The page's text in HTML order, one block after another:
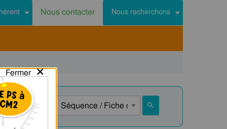
Nous contacter Nous recherchons
Fermer×